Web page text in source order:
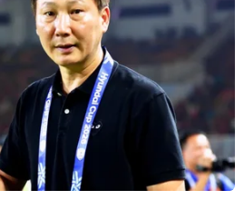
MỤC
vụ cá Nam,
khơi